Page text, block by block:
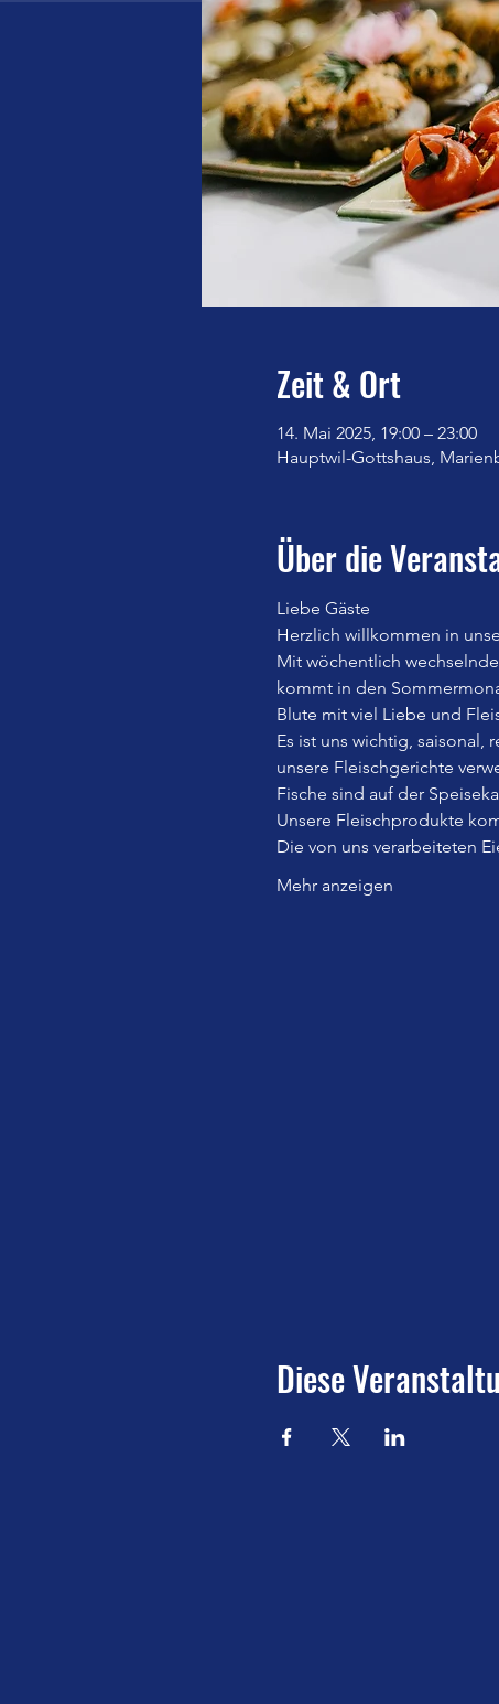
Zeit & Ort
14. Mai 2025, 19:00 – 23:00
Hauptwil-Gottshaus,
Über die
Liebe Gäste
Herzlich willkommen in
Mit wöchentlich
kommt in den
Blute mit viel Liebe und
Es ist uns wichtig, saisonal,
unsere Fleischgerichte
Fische sind auf der
Unsere Fleischprodukte
Die von uns verarbeiteten
Mehr anzeigen
Diese